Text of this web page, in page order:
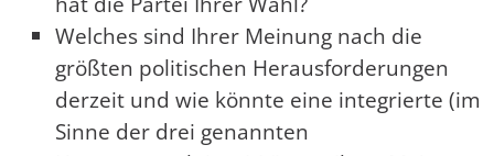
Welches sind Ihrer Meinung nach die
größten politischen Herausforderungen
derzeit und wie könnte eine integrierte (im
Sinne der drei genannten